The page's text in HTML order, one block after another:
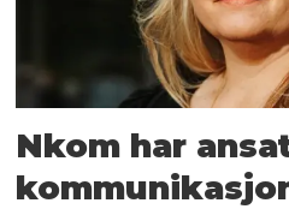
Nkom har